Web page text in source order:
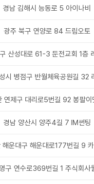
경남 김해시 능동로 5 아이나비
광주 북구 연양로 84 드림오토
산성대로 61-3 둔전교회 1층
시 병점구 반월체육공원길 32
연제구 대리로5번길 92 봉팔이
경남 양산시 양주4길 7 IM썬팅
해운대구 해운대로177번길 9
구 연수로369번길 1 주식회사